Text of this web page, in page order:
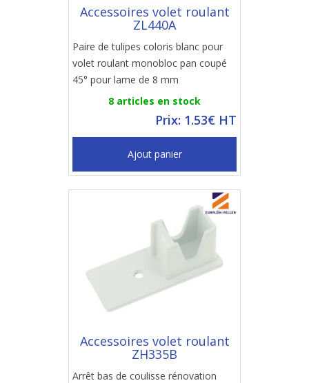
Accessoires volet roulant
ZL440A
Paire de tulipes coloris blanc pour
volet roulant monobloc pan coupé
45° pour lame de 8 mm
8 articles en stock
Prix: 1.53€ HT
Ajout panier
Accessoires volet roulant
ZH335B
Arrêt bas de coulisse rénovation